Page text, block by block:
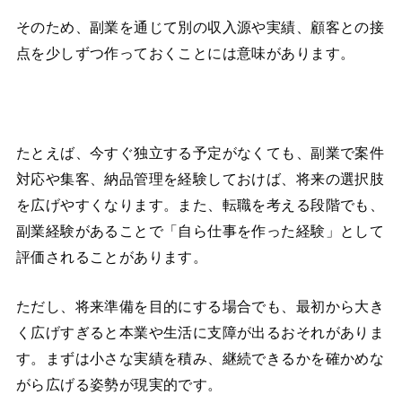
そのため、副業を通じて別の収入源や実績、顧客との接
点を少しずつ作っておくことには意味があります。
たとえば、今すぐ独立する予定がなくても、副業で案件
対応や集客、納品管理を経験しておけば、将来の選択肢
を広げやすくなります。また、転職を考える段階でも、
副業経験があることで「自ら仕事を作った経験」として
評価されることがあります。
ただし、将来準備を目的にする場合でも、最初から大き
く広げすぎると本業や生活に支障が出るおそれがありま
す。まずは小さな実績を積み、継続できるかを確かめな
がら広げる姿勢が現実的です。